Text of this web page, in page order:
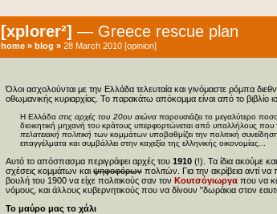
[xplorer²] — Greece rescue plan
home » blog » 28 March 2010 [opinion]
Όλοι ασχολούνται με την Ελλάδα τελευταία και γινόμαστε ρόμπα
οθωμανικής κυριαρχίας. Το παρακάτω απόκομμα είναι από το βιβλίο
Η Ελλάδα στις αρχές του 20ου αιώνα παρουσιάζει το μεγαλύτερο
διοικητική μηχανή του κράτους υπερφορτώνεται από υπαλλήλους που
πελατειακή πολιτική των κομμάτων υποβαθμίζει την πολιτική
επαγγέλματα και συμβάλλει στην καχεξία της ελληνικής οικονομίας...
Αυτό το απόσπασμα περιγράφει αρχές του 1910 (!). Τα ίδια ακούμε
σχέσεις κομμάτων και ψηφοφόρων πολιτών. Για την ακρίβεια αντί
βουλή του 1900 να είχε πολιτικούς σαν τον Κουτσόγιωργα που να
νόμους, και άλλους κυβερνητικούς που να δίνουν "δωράκια στον
Το μαύρο μας το χάλι